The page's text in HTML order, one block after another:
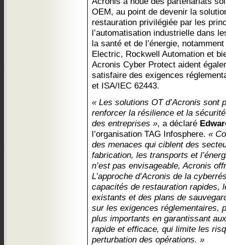
OEM, au point de devenir la
restauration privilégiée par les
l’automatisation industrielle dans
la santé et de l’énergie,
Electric, Rockwell Automation et
Acronis Cyber Protect aident
satisfaire des exigences
et ISA/IEC 62443.
« Les solutions OT d’Acronis sont
renforcer la résilience et la
des entreprises », a déclaré
l’organisation TAG Infosphere. «
des menaces qui ciblent des
fabrication, les transports et
n’est pas envisageable, Acronis
L’approche d’Acronis de la
capacités de restauration rapides,
existants et des plans de
sur les exigences réglementaires,
plus importants en garantissant
rapide et efficace, qui limite les
perturbation des opérations. »